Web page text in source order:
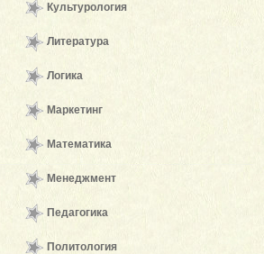
Культурология
Литература
Логика
Маркетинг
Математика
Менеджмент
Педагогика
Политология